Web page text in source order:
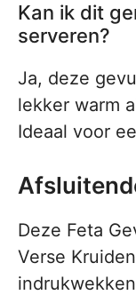
Kan ik dit
serveren?
Ja, deze
lekker warm
Ideaal voor
Deze Feta
Verse